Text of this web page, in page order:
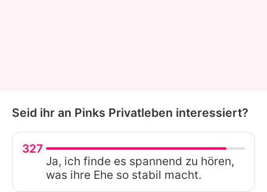
Seid ihr an Pinks Privatleben interessiert?
327
Ja, ich finde es spannend zu hören,
was ihre Ehe so stabil macht.